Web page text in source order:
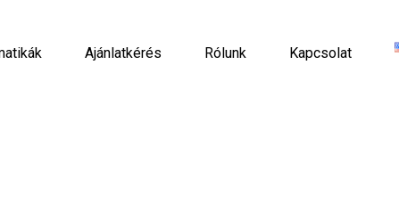
Ajánlatkérés Rólunk Kapcsolat